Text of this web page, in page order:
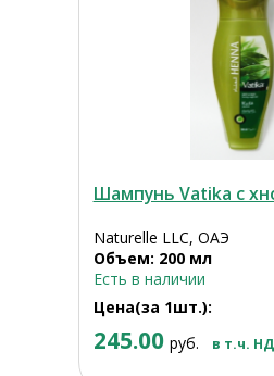
Шампунь Vatika с
Naturelle LLC, ОАЭ
Объем: 200 мл
Есть в наличии
Цена(за 1шт.):
245.00 руб. в т.ч.